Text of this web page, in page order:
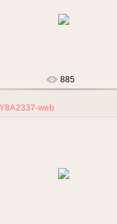
885
web